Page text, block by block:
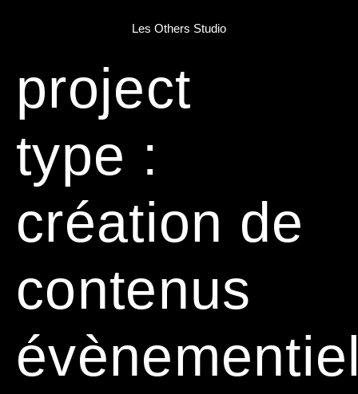
Les Others Studio
project
type :
création de
contenus